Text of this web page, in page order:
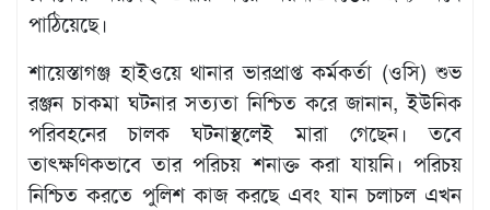
পাঠিয়েছে।
শায়েস্তাগঞ্জ হাইওয়ে থানার ভারপ্রাপ্ত কর্মকর্তা (ওসি) শুভ
রঞ্জন চাকমা ঘটনার সত্যতা নিশ্চিত করে জানান, ইউনিক
পরিবহনের চালক ঘটনাস্থলেই মারা গেছেন। তবে
তাৎক্ষণিকভাবে তার পরিচয় শনাক্ত করা যায়নি। পরিচয়
নিশ্চিত করতে পুলিশ কাজ করছে এবং যান চলাচল এখন